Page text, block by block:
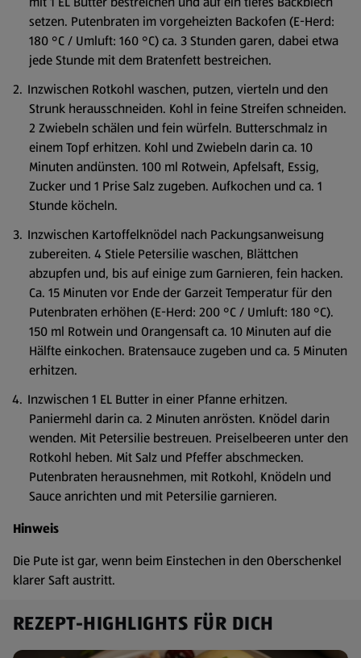
setzen. Putenbraten im vorgeheizten Backofen (E-Herd:
180 °C / Umluft: 160 °C) ca. 3 Stunden garen, dabei etwa
jede Stunde mit dem Bratenfett bestreichen.
Inzwischen Rotkohl waschen, putzen, vierteln und den
Strunk herausschneiden. Kohl in feine Streifen schneiden.
2 Zwiebeln schälen und fein würfeln. Butterschmalz in
einem Topf erhitzen. Kohl und Zwiebeln darin ca. 10
Minuten andünsten. 100 ml Rotwein, Apfelsaft, Essig,
Zucker und 1 Prise Salz zugeben. Aufkochen und ca. 1
Stunde köcheln.
Inzwischen Kartoffelknödel nach Packungsanweisung
zubereiten. 4 Stiele Petersilie waschen, Blättchen
abzupfen und, bis auf einige zum Garnieren, fein hacken.
Ca. 15 Minuten vor Ende der Garzeit Temperatur für den
Putenbraten erhöhen (E-Herd: 200 °C / Umluft: 180 °C).
150 ml Rotwein und Orangensaft ca. 10 Minuten auf die
Hälfte einkochen. Bratensauce zugeben und ca. 5 Minuten
erhitzen.
Inzwischen 1 EL Butter in einer Pfanne erhitzen.
Paniermehl darin ca. 2 Minuten anrösten. Knödel darin
wenden. Mit Petersilie bestreuen. Preiselbeeren unter den
Rotkohl heben. Mit Salz und Pfeffer abschmecken.
Putenbraten herausnehmen, mit Rotkohl, Knödeln und
Sauce anrichten und mit Petersilie garnieren.
Hinweis
Die Pute ist gar, wenn beim Einstechen in den Oberschenkel
klarer Saft austritt.
REZEPT-HIGHLIGHTS FÜR DICH